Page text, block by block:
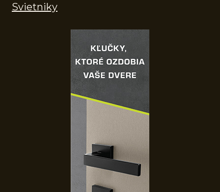
Svietniky